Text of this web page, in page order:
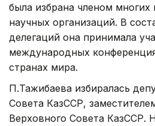
была избрана членом
научных организаций. В
делегаций она принимала
международных
странах мира.
П.Тажибаева избиралась
Совета КазССР,
Верховного Совета КазССР.